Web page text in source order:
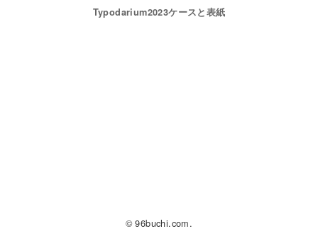
Typodarium2023ケースと表紙
© 96buchi.com.